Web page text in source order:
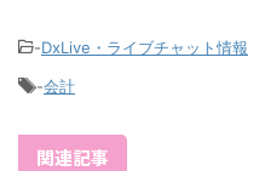
-DxLive・ライブチャット情報
-会計
関連記事